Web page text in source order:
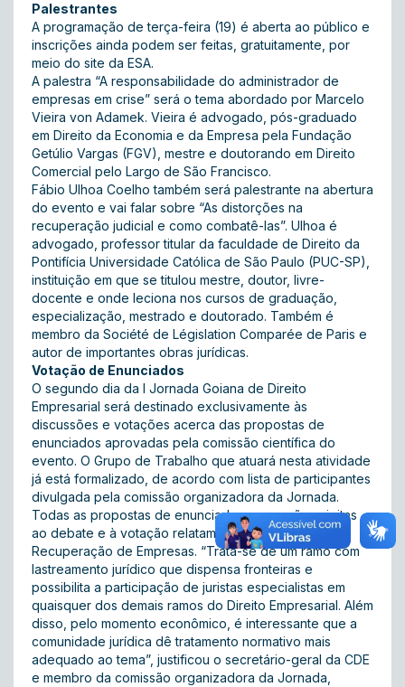
Palestrantes
A programação de terça-feira (19) é aberta ao público e
inscrições ainda podem ser feitas, gratuitamente, por
meio do site da ESA.
A palestra “A responsabilidade do administrador de
empresas em crise” será o tema abordado por Marcelo
Vieira von Adamek. Vieira é advogado, pós-graduado
em Direito da Economia e da Empresa pela Fundação
Getúlio Vargas (FGV), mestre e doutorando em Direito
Comercial pelo Largo de São Francisco.
Fábio Ulhoa Coelho também será palestrante na abertura
do evento e vai falar sobre “As distorções na
recuperação judicial e como combatê-las”. Ulhoa é
advogado, professor titular da faculdade de Direito da
Pontifícia Universidade Católica de São Paulo (PUC-SP),
instituição em que se titulou mestre, doutor, livre-
docente e onde leciona nos cursos de graduação,
especialização, mestrado e doutorado. Também é
membro da Société de Législation Comparée de Paris e
autor de importantes obras jurídicas.
Votação de Enunciados
O segundo dia da I Jornada Goiana de Direito
Empresarial será destinado exclusivamente às
discussões e votações acerca das propostas de
enunciados aprovadas pela comissão científica do
evento. O Grupo de Trabalho que atuará nesta atividade
já está formalizado, de acordo com lista de participantes
divulgada pela comissão organizadora da Jornada.
Todas as propostas de enunciados que serão sujeitas
ao debate e à votação relatam sobre Falência e
Recuperação de Empresas. “Trata-se de um ramo com
lastreamento jurídico que dispensa fronteiras e
possibilita a participação de juristas especialistas em
quaisquer dos demais ramos do Direito Empresarial. Além
disso, pelo momento econômico, é interessante que a
comunidade jurídica dê tratamento normativo mais
adequado ao tema”, justificou o secretário-geral da CDE
e membro da comissão organizadora da Jornada,